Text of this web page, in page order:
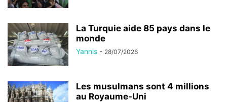
La Turquie aide 85 pays dans le
monde
Yannis - 28/07/2026
Les musulmans sont 4 millions
au Royaume-Uni